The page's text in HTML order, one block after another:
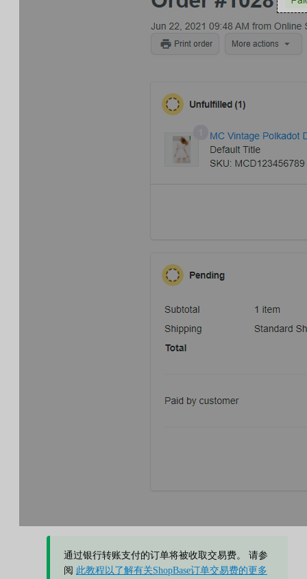
通过银行转账支付的订单将被收取交易费。 请参
阅 此教程以了解有关ShopBase订单交易费的更多